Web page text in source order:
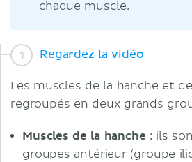
chaque muscle.
Regardez la vidéo
Les muscles de la hanche et
regroupés en deux grands
Muscles de la hanche : ils
groupes antérieur (groupe